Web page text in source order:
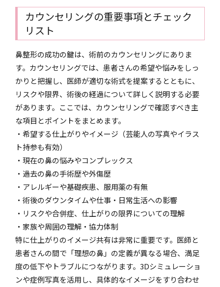
カウンセリングの重要事項とチェック
リスト
鼻整形の成功の鍵は、術前のカウンセリングにありま
す。カウンセリングでは、患者さんの希望や悩みをしっ
かりと把握し、医師が適切な術式を提案するとともに、
リスクや限界、術後の経過について詳しく説明する必要
があります。ここでは、カウンセリングで確認すべき主
な項目とポイントをまとめます。
・希望する仕上がりやイメージ（芸能人の写真やイラス
ト持参も有効）
・現在の鼻の悩みやコンプレックス
・過去の鼻の手術歴や外傷歴
・アレルギーや基礎疾患、服用薬の有無
・術後のダウンタイムや仕事・日常生活への影響
・リスクや合併症、仕上がりの限界についての理解
・家族や周囲の理解・協力体制
特に仕上がりのイメージ共有は非常に重要です。医師と
患者さんの間で「理想の鼻」の定義が異なる場合、満足
度の低下やトラブルにつながります。3Dシミュレーショ
ンや症例写真を活用し、具体的なイメージをすり合わせ